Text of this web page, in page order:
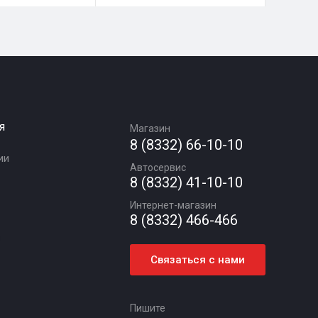
Магазин
8 (8332) 66-10-10
Автосервис
8 (8332) 41-10-10
Интернет-магазин
8 (8332) 466-466
Связаться с нами
Пишите